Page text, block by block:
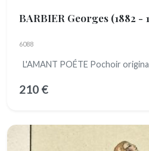
BARBIER Georges (1882 -
6088
L'AMANT POÉTE Pochoir
210 €